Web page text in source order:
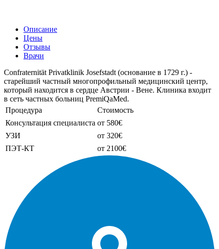
Описание
Цены
Отзывы
Врачи
Confraternität Privatklinik Josefstadt (основание в 1729 г.) -
старейший частный многопрофильный медицинский центр,
который находится в сердце Австрии - Вене. Клиника входит
в сеть частных больниц PremiQaMed.
Процедура
Стоимость
Консультация специалиста от 580€
УЗИ
от 320€
ПЭТ-КТ
от 2100€